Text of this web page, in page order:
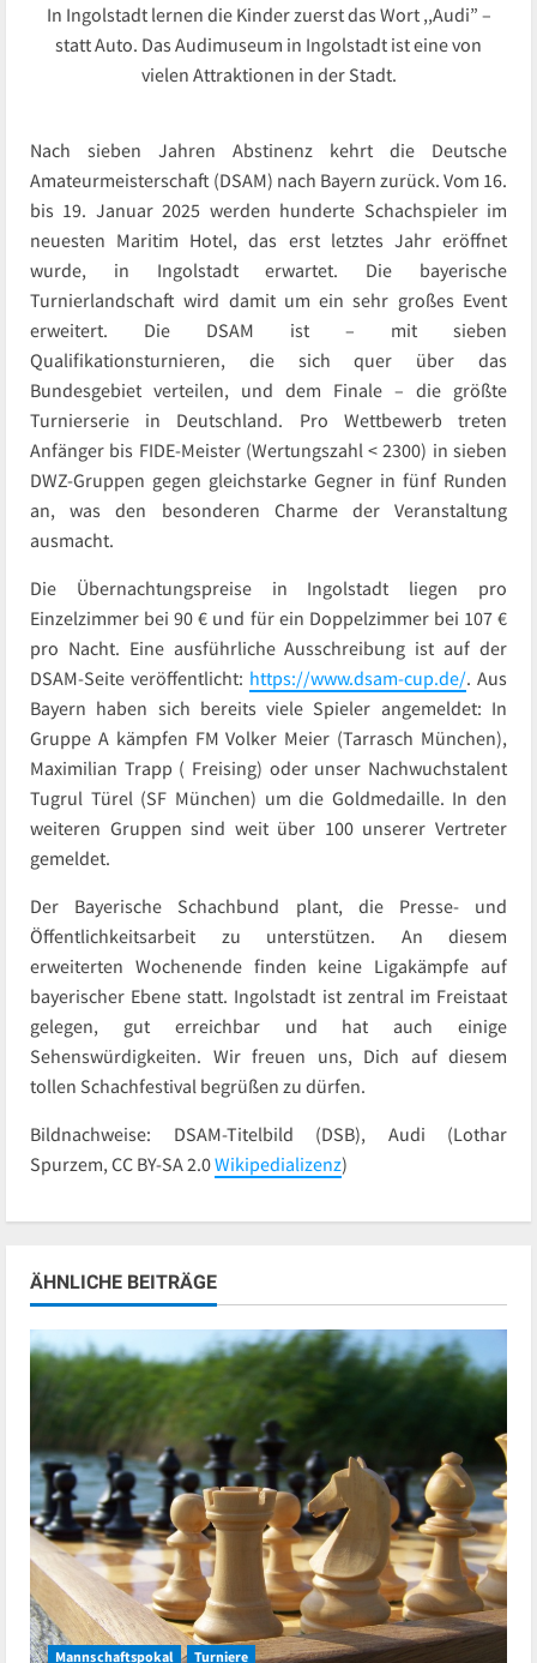
In Ingolstadt lernen die Kinder zuerst das Wort ,,Audi” –
statt Auto. Das Audimuseum in Ingolstadt ist eine von
vielen Attraktionen in der Stadt.
Nach sieben Jahren Abstinenz kehrt die Deutsche
Amateurmeisterschaft (DSAM) nach Bayern zurück. Vom 16.
bis 19. Januar 2025 werden hunderte Schachspieler im
neuesten Maritim Hotel, das erst letztes Jahr eröffnet
wurde, in Ingolstadt erwartet. Die bayerische
Turnierlandschaft wird damit um ein sehr großes Event
erweitert. Die DSAM ist – mit sieben
Qualifikationsturnieren, die sich quer über das
Bundesgebiet verteilen, und dem Finale – die größte
Turnierserie in Deutschland. Pro Wettbewerb treten
Anfänger bis FIDE-Meister (Wertungszahl < 2300) in sieben
DWZ-Gruppen gegen gleichstarke Gegner in fünf Runden
an, was den besonderen Charme der Veranstaltung
ausmacht.
Die Übernachtungspreise in Ingolstadt liegen pro
Einzelzimmer bei 90 € und für ein Doppelzimmer bei 107 €
pro Nacht. Eine ausführliche Ausschreibung ist auf der
DSAM-Seite veröffentlicht: https://www.dsam-cup.de/. Aus
Bayern haben sich bereits viele Spieler angemeldet: In
Gruppe A kämpfen FM Volker Meier (Tarrasch München),
Maximilian Trapp ( Freising) oder unser Nachwuchstalent
Tugrul Türel (SF München) um die Goldmedaille. In den
weiteren Gruppen sind weit über 100 unserer Vertreter
gemeldet.
Der Bayerische Schachbund plant, die Presse- und
Öffentlichkeitsarbeit zu unterstützen. An diesem
erweiterten Wochenende finden keine Ligakämpfe auf
bayerischer Ebene statt. Ingolstadt ist zentral im Freistaat
gelegen, gut erreichbar und hat auch einige
Sehenswürdigkeiten. Wir freuen uns, Dich auf diesem
tollen Schachfestival begrüßen zu dürfen.
Bildnachweise: DSAM-Titelbild (DSB), Audi (Lothar
Spurzem, CC BY-SA 2.0Wikipedializenz)
ÄHNLICHE BEITRÄGE
Mannschaftspokal Turniere